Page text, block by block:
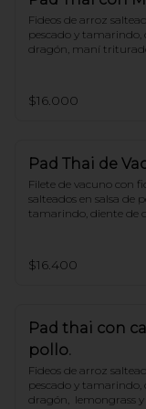
Fideos de arroz
pescado y tamarindo,
dragón, maní
$16.000
Pad Thai de
Filete de vacuno con
salteados en salsa de
tamarindo, diente de
$16.400
Pad thai con
pollo.
Fideos de arroz
pescado y tamarindo,
dragón,  lemongrass